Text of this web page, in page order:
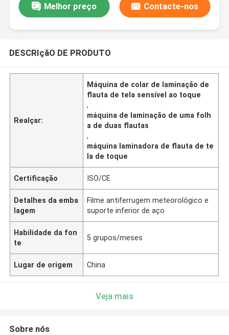
Melhor preço Contacte-nos
DESCRIçãO DE PRODUTO
Realçar:
Máquina de colar de laminação de
flauta de tela sensível ao toque
,
máquina de laminação de uma folh
a de duas flautas
,
máquina laminadora de flauta de te
la de toque
Certificação ISO/CE
Detalhes da emba
lagem
Filme antiferrugem meteorológico e
suporte inferior de aço
Habilidade da fon
te
5 grupos/meses
Lugar de origem China
Veja mais
Sobre nós